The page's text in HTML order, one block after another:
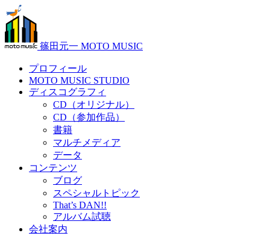
篠田元一 MOTO MUSIC
プロフィール
MOTO MUSIC STUDIO
ディスコグラフィ
CD（オリジナル）
CD（参加作品）
書籍
マルチメディア
データ
コンテンツ
ブログ
スペシャルトピック
That’s DAN!!
アルバム試聴
会社案内